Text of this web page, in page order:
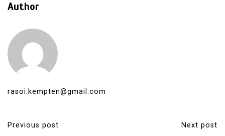
Author
rasoi.kempten@gmail.com
P
Previous post Next post